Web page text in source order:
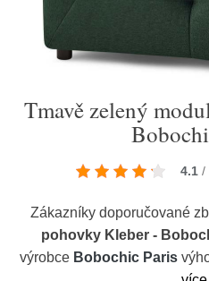
Tmavě zelený
4.1 /
Zákazníky doporučované
pohovky Kleber -
výrobce Bobochic Paris